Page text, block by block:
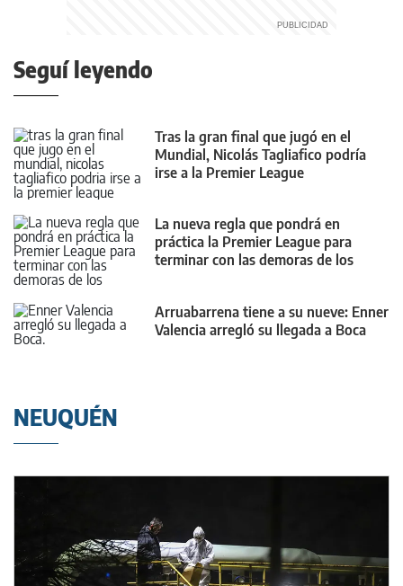
Seguí leyendo
Tras la gran final que jugó en el
Mundial, Nicolás Tagliafico podría
irse a la Premier League
La nueva regla que pondrá en
práctica la Premier League para
terminar con las demoras de los
Arruabarrena tiene a su nueve: Enner
Valencia arregló su llegada a Boca
NEUQUÉN